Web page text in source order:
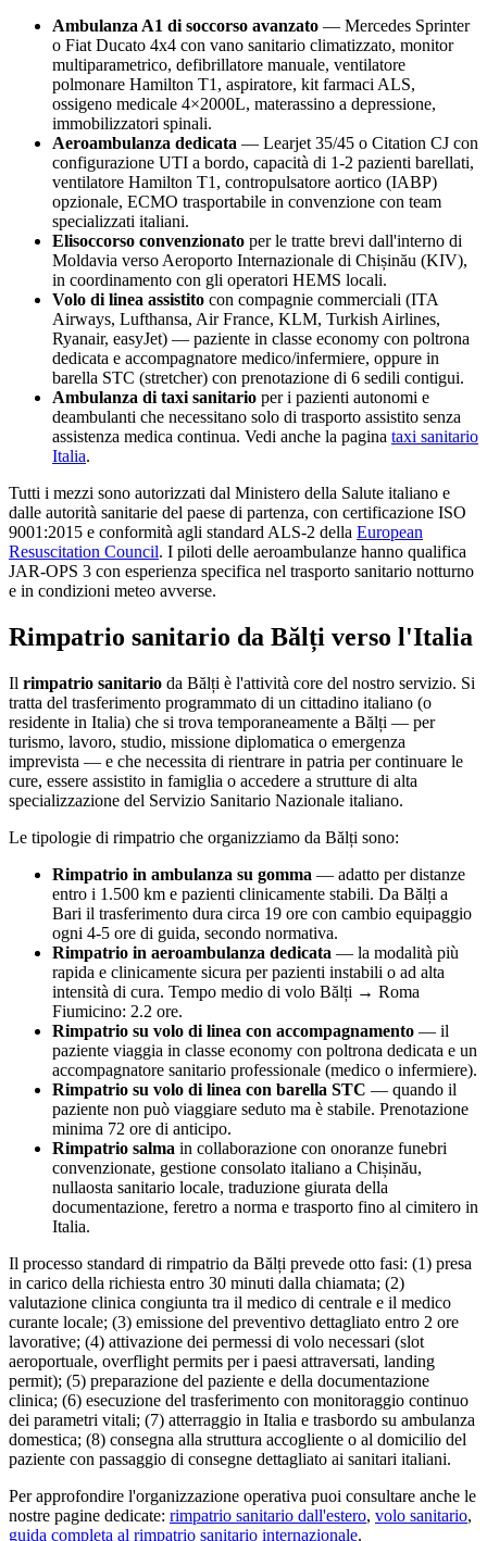
Ambulanza A1 di soccorso avanzato — Mercedes Sprinter
o Fiat Ducato 4x4 con vano sanitario climatizzato, monitor
multiparametrico, defibrillatore manuale, ventilatore
polmonare Hamilton T1, aspiratore, kit farmaci ALS,
ossigeno medicale 4×2000L, materassino a depressione,
immobilizzatori spinali.
Aeroambulanza dedicata — Learjet 35/45 o Citation CJ con
configurazione UTI a bordo, capacità di 1-2 pazienti barellati,
ventilatore Hamilton T1, contropulsatore aortico (IABP)
opzionale, ECMO trasportabile in convenzione con team
specializzati italiani.
Elisoccorso convenzionato per le tratte brevi dall'interno di
Moldavia versoAeroporto Internazionale di Chișinău (KIV),
in coordinamento con gli operatori HEMS locali.
Volo di linea assistito con compagnie commerciali (ITA
Airways, Lufthansa, Air France, KLM, Turkish Airlines,
Ryanair, easyJet) — paziente in classe economy con poltrona
dedicata e accompagnatore medico/infermiere, oppure in
barella STC (stretcher) con prenotazione di 6 sedili contigui.
Ambulanza di taxi sanitario per i pazienti autonomi e
deambulanti che necessitano solo di trasporto assistito senza
assistenza medica continua. Vedi anche la pagina taxi sanitario
Italia.
Tutti i mezzi sono autorizzati dal Ministero della Salute italiano e
dalle autorità sanitarie del paese di partenza, con certificazione ISO
9001:2015 e conformità agli standard ALS-2 della European
Resuscitation Council. I piloti delle aeroambulanze hanno qualifica
JAR-OPS 3 con esperienza specifica nel trasporto sanitario notturno
e in condizioni meteo avverse.
Rimpatrio sanitario da Bălți verso l'Italia
Il rimpatrio sanitario da Bălți è l'attività core del nostro servizio. Si
tratta del trasferimento programmato di un cittadino italiano (o
residente in Italia) che si trova temporaneamente a Bălți — per
turismo, lavoro, studio, missione diplomatica o emergenza
imprevista — e che necessita di rientrare in patria per continuare le
cure, essere assistito in famiglia o accedere a strutture di alta
specializzazione del Servizio Sanitario Nazionale italiano.
Le tipologie di rimpatrio che organizziamo da Bălți sono:
Rimpatrio in ambulanza su gomma — adatto per distanze
entro i 1.500 km e pazienti clinicamente stabili. Da Bălți a
Bari il trasferimento dura circa 19 ore con cambio equipaggio
ogni 4-5 ore di guida, secondo normativa.
Rimpatrio in aeroambulanza dedicata — la modalità più
rapida e clinicamente sicura per pazienti instabili o ad alta
intensità di cura. Tempo medio di volo Bălți → Roma
Fiumicino: 2.2 ore.
Rimpatrio su volo di linea con accompagnamento — il
paziente viaggia in classe economy con poltrona dedicata e un
accompagnatore sanitario professionale (medico o infermiere).
Rimpatrio su volo di linea con barella STC — quando il
paziente non può viaggiare seduto ma è stabile. Prenotazione
minima 72 ore di anticipo.
Rimpatrio salma in collaborazione con onoranze funebri
convenzionate, gestione consolato italiano a Chișinău,
nullaosta sanitario locale, traduzione giurata della
documentazione, feretro a norma e trasporto fino al cimitero in
Italia.
Il processo standard di rimpatrio da Bălți prevede otto fasi: (1) presa
in carico della richiesta entro 30 minuti dalla chiamata; (2)
valutazione clinica congiunta tra il medico di centrale e il medico
curante locale; (3) emissione del preventivo dettagliato entro 2 ore
lavorative; (4) attivazione dei permessi di volo necessari (slot
aeroportuale, overflight permits per i paesi attraversati, landing
permit); (5) preparazione del paziente e della documentazione
clinica; (6) esecuzione del trasferimento con monitoraggio continuo
dei parametri vitali; (7) atterraggio in Italia e trasbordo su ambulanza
domestica; (8) consegna alla struttura accogliente o al domicilio del
paziente con passaggio di consegne dettagliato ai sanitari italiani.
Per approfondire l'organizzazione operativa puoi consultare anche le
nostre pagine dedicate: rimpatrio sanitario dall'estero, volo sanitario,
guida completa al rimpatrio sanitario internazionale.